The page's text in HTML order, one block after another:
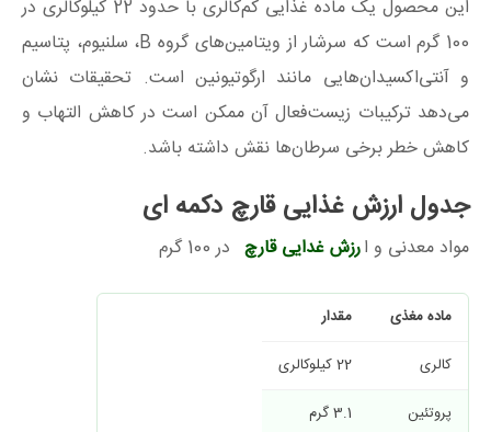
این محصول یک ماده غذایی کم‌کالری با حدود 22 کیلوکالری در
100 گرم است که سرشار از ویتامین‌های گروه B، سلنیوم، پتاسیم
و آنتی‌اکسیدان‌هایی مانند ارگوتیونین است. تحقیقات نشان
می‌دهد ترکیبات زیست‌فعال آن ممکن است در کاهش التهاب و
کاهش خطر برخی سرطان‌ها نقش داشته باشد.
جدول ارزش غذایی قارچ دکمه‌ ای
مواد معدنی و ارزش غدایی قارچ در 100 گرم
ماده مغذی
مقدار
کالری
22 کیلوکالری
پروتئین
3.1 گرم